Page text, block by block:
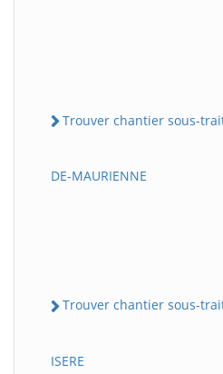
Trouver chantier sous-
DE-MAURIENNE
Trouver chantier sous-
ISERE